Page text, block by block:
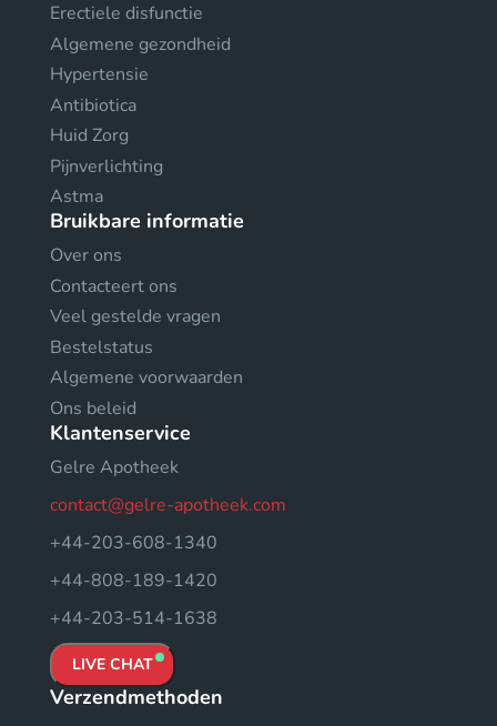
Erectiele disfunctie
Algemene gezondheid
Hypertensie
Antibiotica
Huid Zorg
Pijnverlichting
Astma
Bruikbare informatie
Over ons
Contacteert ons
Veel gestelde vragen
Bestelstatus
Algemene voorwaarden
Ons beleid
Klantenservice
Gelre Apotheek
contact@gelre-apotheek.com
+44-203-608-1340
+44-808-189-1420
+44-203-514-1638
LIVE CHAT
Verzendmethoden